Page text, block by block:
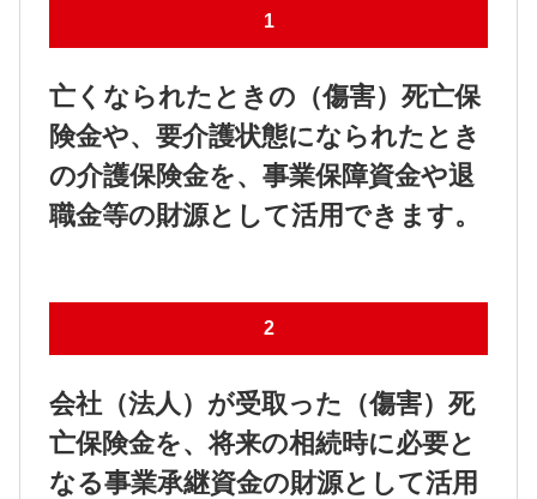
1
亡くなられたときの（傷害）死亡保
険金や、要介護状態になられたとき
の介護保険金を、事業保障資金や退
職金等の財源として活用できます。
2
会社（法人）が受取った（傷害）死
亡保険金を、将来の相続時に必要と
なる事業承継資金の財源として活用